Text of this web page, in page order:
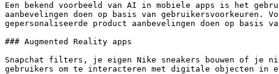
Een bekend voorbeeld van AI in mobiele apps is het
aanbevelingen doen op basis van
gepersonaliseerde product aanbevelingen doen op basis
### Augmented Reality apps
Snapchat filters, je eigen Nike sneakers bouwen of je
gebruikers om te interacteren met digitale objecten in